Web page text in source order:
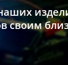
своим